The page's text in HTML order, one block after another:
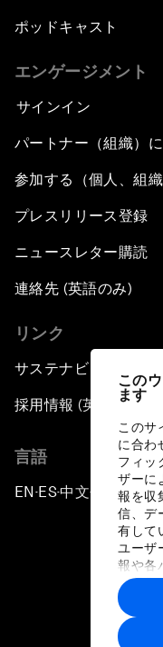
この
ます
このサ
に合わ
フィッ
ザーに
報を収
信、デ
有して
ユーザ
報や各
に収
トナー
す。
ポッドキャスト
エンゲージメント
サインイン
パートナー（組織）
参加する（個人、組織
プレスリリース登録
ニュースレター購読
連絡先 (英語のみ)
リンク
サステナビリティへの
採用情報 (英語のみ)
言語
EN ▪ES▪中文▪ 日本語
プライバ